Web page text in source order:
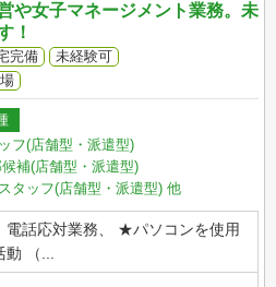
や女子マネージメント業務。未
！
完備
未経験可
フ(店舗型・派遣型)
補(店舗型・派遣型)
タッフ(店舗型・派遣型) 他
話応対業務、 ★パソコンを使用
動 （...